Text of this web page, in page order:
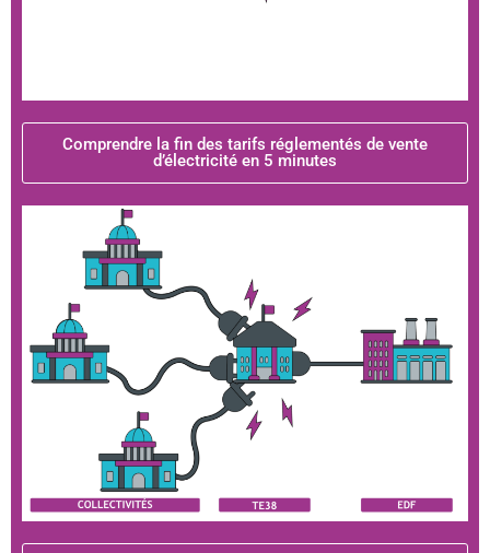
Comprendre la fin des tarifs réglementés de vente
d’électricité en 5 minutes